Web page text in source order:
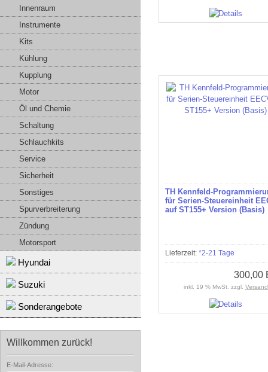
Innenraum
Instrumente
Kits
Kühlung
Kupplung
Motor
Öl und Chemie
Schaltung
Schlauchkits
Service
Sicherheit
Sonstiges
Spurverbreiterung
Zündung
Motorsport
Hyundai
Suzuki
Sonderangebote
Willkommen zurück!
E-Mail-Adresse:
TH Kennfeld-
für Serien-Steuereinheit
auf ST155+ Version (Basis)
Lieferzeit: *2-21 Tage
300,00
inkl. 19 % MwSt. zzgl.